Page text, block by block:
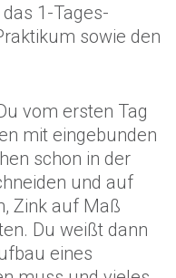
1-Tages-
sowie den
vom ersten Tag
mit eingebunden
schon in der
und auf
Zink auf Maß
Du weißt dann
eines